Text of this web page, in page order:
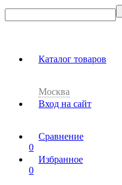
Каталог товаров
Москва
Вход на сайт
Сравнение
0
Избранное
0